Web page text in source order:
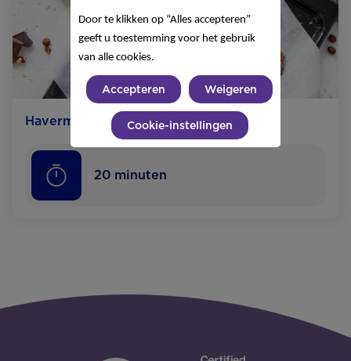
Havermoutkoekjes met pure chocolade
20 minuten
Door te klikken op “Alles accepteren”
geeft u toestemming voor het gebruik
van alle cookies.
Accepteren Weigeren
Cookie-instellingen